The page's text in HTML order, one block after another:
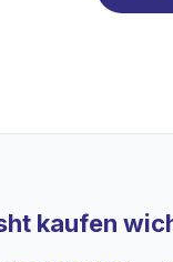
kaufen